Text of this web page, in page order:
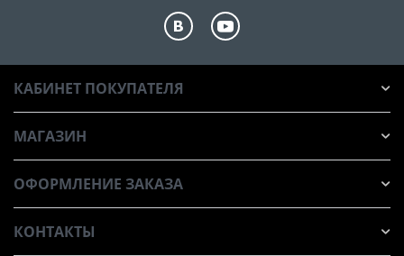
КАБИНЕТ ПОКУПАТЕЛЯ
МАГАЗИН
ОФОРМЛЕНИЕ ЗАКАЗА
КОНТАКТЫ